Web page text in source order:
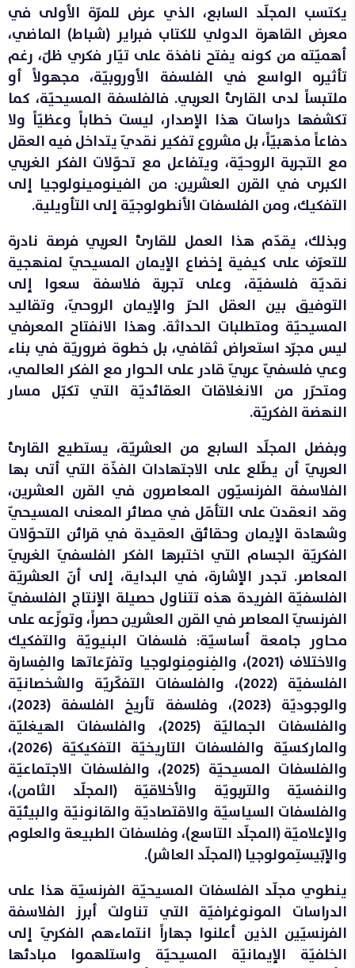
يكتسب المجلّد السابع، الذي عرض للمرّة الأولى في
معرض القاهرة الدولي للكتاب فبراير (شباط) الماضي،
أهميّته من كونه يفتح نافذة على تيّار فكري ظلّ، رغم
تأثيره الواسع في الفلسفة الأوروبيّة، مجهولاً أو
ملتبساً لدى القارئ العربي. فالفلسفة المسيحيّة، كما
تكشفها دراسات هذا الإصدار، ليست خطاباً وعظيّاً ولا
دفاعاً مذهبيّاً، بل مشروع تفكير نقديّ يتداخل فيه العقل
مع التجربة الروحيّة، ويتفاعل مع تحوّلات الفكر الغربي
الكبرى في القرن العشرين: من الفينومينولوجيا إلى
التفكيك، ومن الفلسفات الأنطولوجيّة إلى التأويلية.
وبذلك، يقدّم هذا العمل للقارئ العربي فرصة نادرة
للتعرّف على كيفية إخضاع الإيمان المسيحيّ لمنهجية
نقديّة فلسفيّة، وعلى تجربة فلاسفة سعوا إلى
التوفيق بين العقل الحرّ والإيمان الروحيّ، وتقاليد
المسيحيّة ومتطلبات الحداثة. وهذا الانفتاح المعرفي
ليس مجرّد استعراض ثقافي، بل خطوة ضروريّة في بناء
وعي فلسفيّ عربيّ قادر على الحوار مع الفكر العالمي،
ومتحرّر من الانغلاقات العقائديّة التي تكبّل مسار
النهضة الفكريّة.
وبفضل المجلّد السابع من العشريّة، يستطيع القارئ
العربيّ أن يطّلع على الاجتهادات الفذّة التي أتى بها
الفلاسفة الفرنسيّون المعاصرون في القرن العشرين،
وقد انعقدت على التأمّل في مصائر المعنى المسيحيّ
وشهادة الإيمان وحقائق العقيدة في قرائن التحوّلات
الفكريّة الجسام التي اختبرها الفكر الفلسفيّ الغربيّ
المعاصر. تجدر الإشارة، في البداية، إلى أنّ العشريّة
الفلسفيّة الفريدة هذه تتناول حصيلة الإنتاج الفلسفيّ
الفرنسيّ المعاصر في القرن العشرين حصراً، وتوزّعه على
محاور جامعة أساسيّة: فلسفات البنيويّة والتفكيك
والاختلاف (2021)، والفِنومِنولوجيا وتفرّعاتها والفِسارة
الفلسفيّة (2022)، والفلسفات التفكّريّة والشخصانيّة
والوجوديّة (2023)، وفلسفة تأريخ الفلسفة (2023)،
والفلسفات الجماليّة (2025)، والفلسفات الهيغليّة
والماركسيّة والفلسفات التاريخيّة التفكيكيّة (2026)،
والفلسفات المسيحيّة (2025)، والفلسفات الاجتماعيّة
والنفسيّة والتربويّة والأخلاقيّة (المجلّد الثامن)،
والفلسفات السياسيّة والاقتصاديّة والقانونيّة والبيئيّة
والإعلاميّة (المجلّد التاسع)، وفلسفات الطبيعة والعلوم
والإبّيستِمولوجيا (المجلّد العاشر).
ينطوي مجلّد الفلسفات المسيحيّة الفرنسيّة هذا على
الدراسات المونوغرافيّة التي تناولت أبرز الفلاسفة
الفرنسيّين الذين أعلنوا جهاراً انتماءهم الفكريّ إلى
الخلفيّة الإيمانيّة المسيحيّة واستلهموا مبادئها